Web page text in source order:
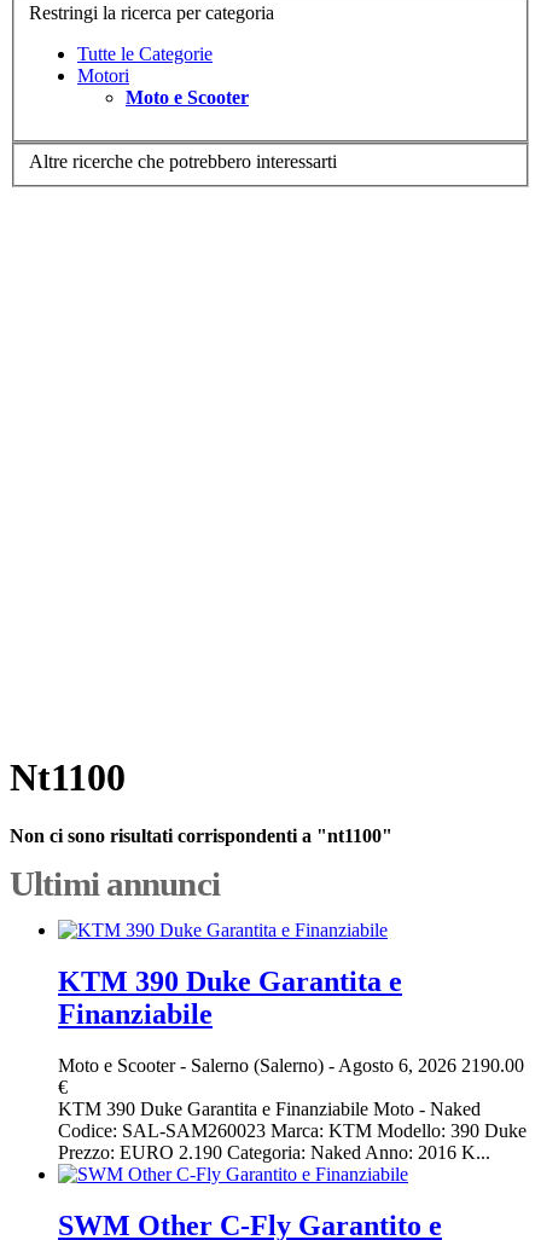
Restringi la ricerca per categoria
Tutte le Categorie
Motori
Moto e Scooter
Altre ricerche che potrebbero interessarti
Nt1100
Non ci sono risultati corrispondenti a "nt1100"
Ultimi annunci
KTM 390 Duke Garantita e
Finanziabile
Moto e Scooter- Salerno (Salerno) - Agosto 6, 2026 2190.00
€
KTM 390 Duke Garantita e Finanziabile Moto - Naked
Codice: SAL-SAM260023 Marca: KTM Modello: 390 Duke
Prezzo: EURO 2.190 Categoria: Naked Anno: 2016 K...
SWM Other C-Fly Garantito e